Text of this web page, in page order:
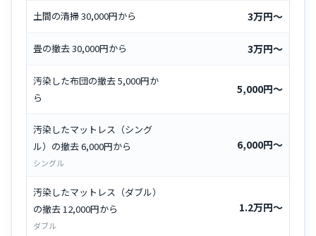
土間の清掃 30,000円から 3万円〜
畳の撤去 30,000円から 3万円〜
汚染した布団の撤去 5,000円か
ら
5,000円〜
汚染したマットレス（シング
ル）の撤去 6,000円から
シングル
6,000円〜
汚染したマットレス（ダブル）
の撤去 12,000円から
ダブル
1.2万円〜